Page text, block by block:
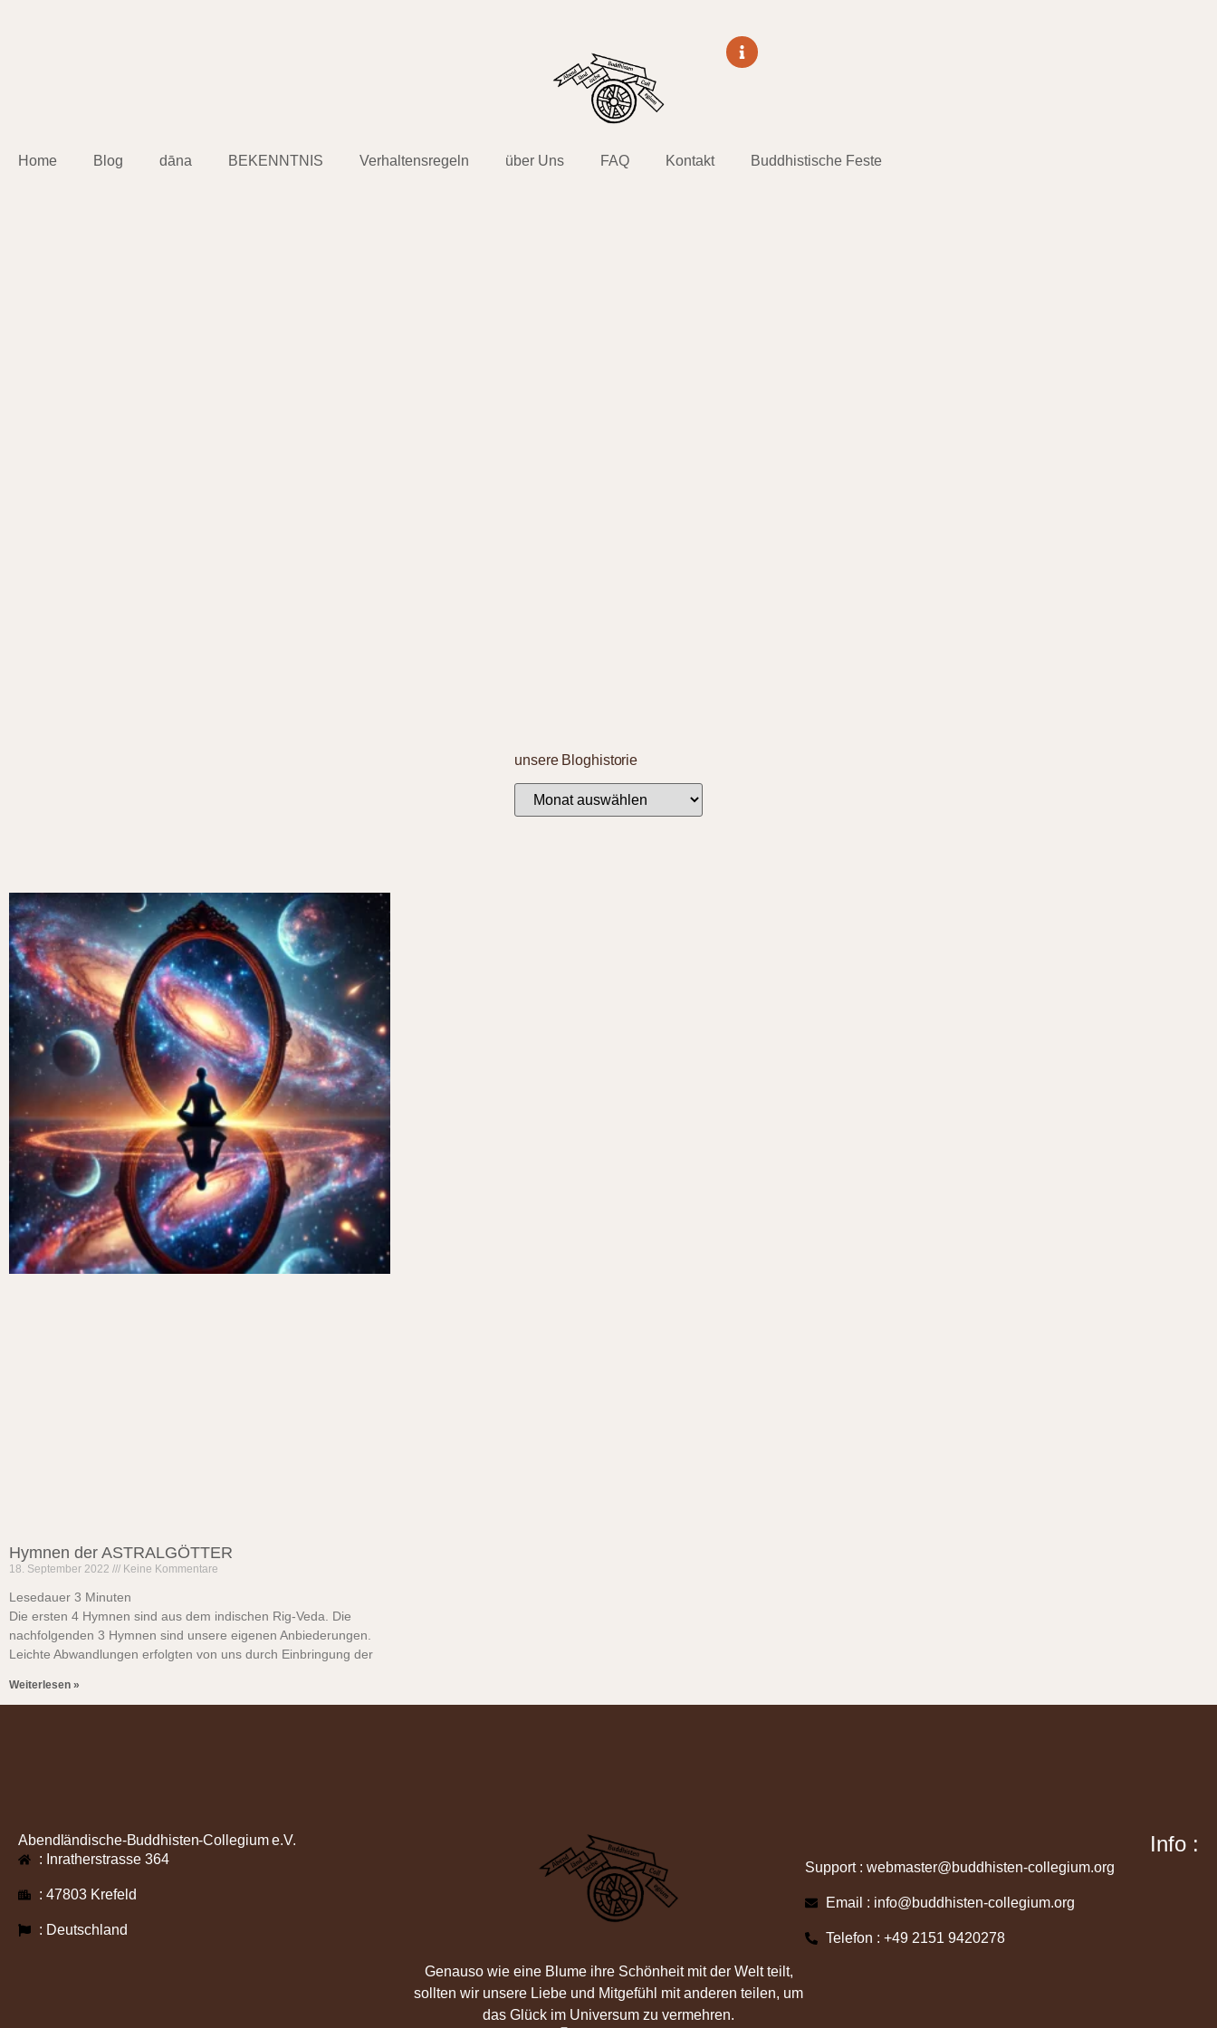
Home Blog dāna BEKENNTNIS Verhaltensregeln über Uns FAQ Kontakt Buddhistische Feste
unsere Bloghistorie
Hymnen der ASTRALGÖTTER
18. September 2022 Keine Kommentare
Lesedauer 3 Minuten
Die ersten 4 Hymnen sind aus dem indischen Rig-Veda. Die
nachfolgenden 3 Hymnen sind unsere eigenen Anbiederungen.
Leichte Abwandlungen erfolgten von uns durch Einbringung der
Weiterlesen »
Abendländische-Buddhisten-Collegium e.V.
: Inratherstrasse 364
: 47803 Krefeld
: Deutschland
Genauso wie eine Blume ihre Schönheit mit der Welt teilt,
sollten wir unsere Liebe und Mitgefühl mit anderen teilen, um
das Glück im Universum zu vermehren.
Info :
Support : webmaster@buddhisten-collegium.org
Email : info@buddhisten-collegium.org
Telefon : +49 2151 9420278